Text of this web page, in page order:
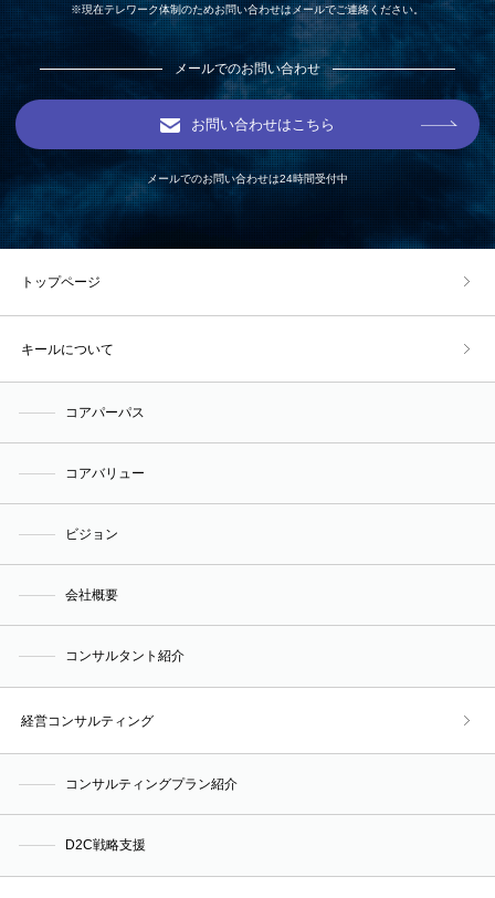
メールでのお問い合わせ
お問い合わせはこちら
メールでのお問い合わせは24時間受付中
※現在テレワーク体制のためお問い合わせはメールでご連絡ください。
トップページ
キールについて
コアパーパス
コアバリュー
ビジョン
会社概要
コンサルタント紹介
経営コンサルティング
コンサルティングプラン紹介
D2C戦略支援